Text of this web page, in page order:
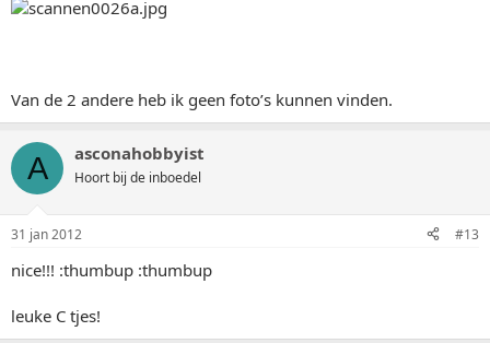
Van de 2 andere heb ik geen foto’s kunnen vinden.
A asconahobbyist
Hoort bij de inboedel
31 jan 2012 #13
nice!!! :thumbup :thumbup
leuke C tjes!